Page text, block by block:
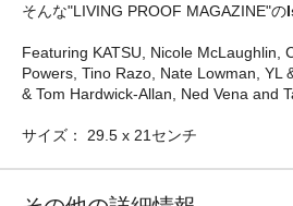
そんな"LIVING PROOF MAGAZINE"の
Featuring KATSU, Nicole McLaughlin,
Powers, Tino Razo, Nate Lowman, YL
& Tom Hardwick-Allan, Ned Vena and
サイズ： 29.5 x 21センチ